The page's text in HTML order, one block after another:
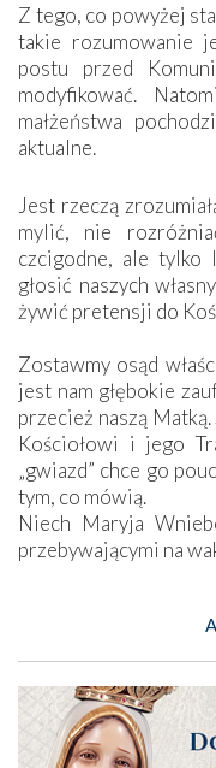
Z tego, co powyżej
takie rozumowanie
postu przed
modyfikować.
małżeństwa
aktualne.
Jest rzeczą
mylić, nie
czcigodne, ale tylko
głosić naszych
żywić pretensji do
Zostawmy osąd
jest nam głębokie
przecież naszą
Kościołowi i jego
„gwiazd” chce go
tym, co mówią.
Niech Maryja
przebywającymi na